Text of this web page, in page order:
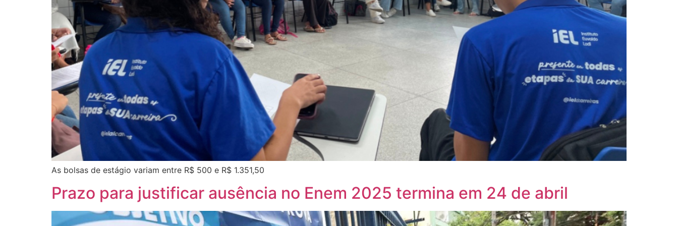
As bolsas de estágio variam entre R$ 500 e R$ 1.351,50
Prazo para justificar ausência no Enem 2025 termina em 24 de abril